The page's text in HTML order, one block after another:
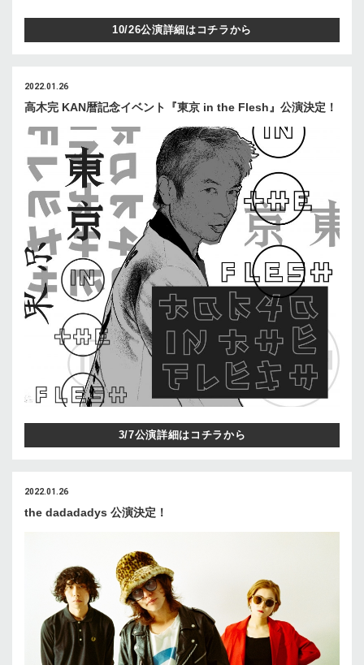
10/26公演詳細はコチラから
2022.01.26
高木完 KAN暦記念イベント『東京 in the Flesh』公演決定！
3/7公演詳細はコチラから
2022.01.26
the dadadadys 公演決定！